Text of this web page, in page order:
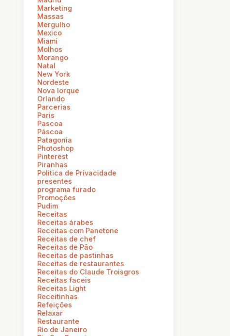
Marketing
Massas
Mergulho
Mexico
Miami
Molhos
Morango
Natal
New York
Nordeste
Nova Iorque
Orlando
Parcerias
Paris
Pascoa
Páscoa
Patagonia
Photoshop
Pinterest
Piranhas
Politica de Privacidade
presentes
programa furado
Promoções
Pudim
Receitas
Receitas árabes
Receitas com Panetone
Receitas de chef
Receitas de Pão
Receitas de pastinhas
Receitas de restaurantes
Receitas do Claude Troisgros
Receitas faceis
Receitas Light
Receitinhas
Refeições
Relaxar
Restaurante
Rio de Janeiro